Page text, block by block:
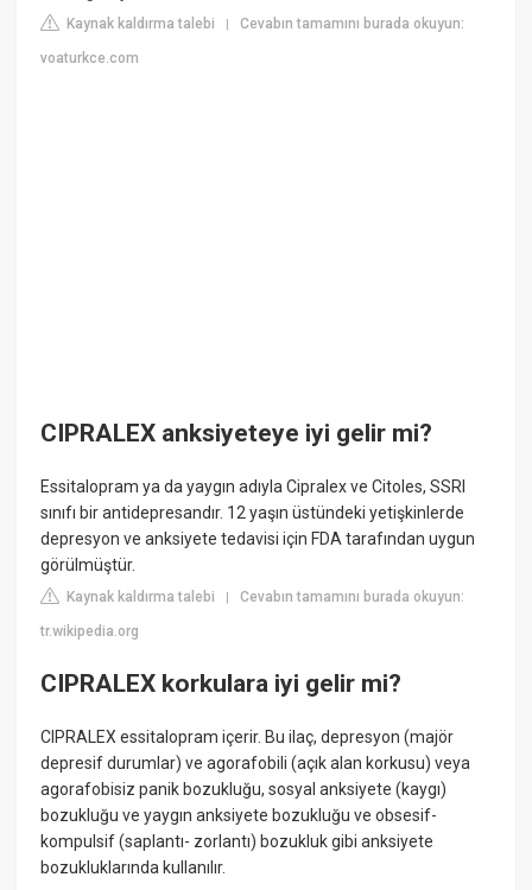
Kaynak kaldırma talebi |Cevabın tamamını burada okuyun:
voaturkce.com
CIPRALEX anksiyeteye iyi gelir mi?
Essitalopram ya da yaygın adıyla Cipralex ve Citoles, SSRI
sınıfı bir antidepresandır. 12 yaşın üstündeki yetişkinlerde
depresyon ve anksiyete tedavisi için FDA tarafından uygun
görülmüştür.
Kaynak kaldırma talebi |Cevabın tamamını burada okuyun:
tr.wikipedia.org
CIPRALEX korkulara iyi gelir mi?
CIPRALEX essitalopram içerir. Bu ilaç, depresyon (majör
depresif durumlar) ve agorafobili (açık alan korkusu) veya
agorafobisiz panik bozukluğu, sosyal anksiyete (kaygı)
bozukluğu ve yaygın anksiyete bozukluğu ve obsesif-
kompulsif (saplantı- zorlantı) bozukluk gibi anksiyete
bozukluklarında kullanılır.